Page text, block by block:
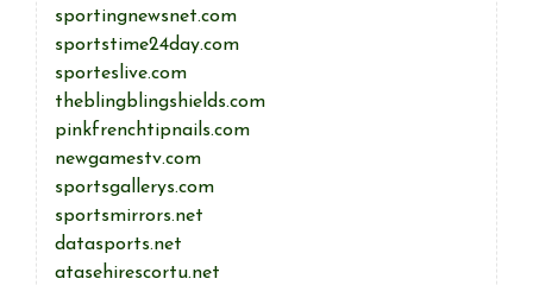
sportingnewsnet.com
sportstime24day.com
sporteslive.com
theblingblingshields.com
pinkfrenchtipnails.com
newgamestv.com
sportsgallerys.com
sportsmirrors.net
datasports.net
atasehirescortu.net